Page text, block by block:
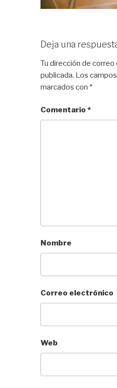
Deja una
Tu dirección de
publicada. Los
marcados con *
Comentario*
Nombre
Correo electrónico
Web